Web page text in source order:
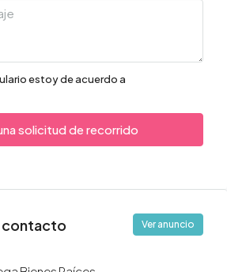
estoy de acuerdo a
solicitud de recorrido
contacto Ver anuncio